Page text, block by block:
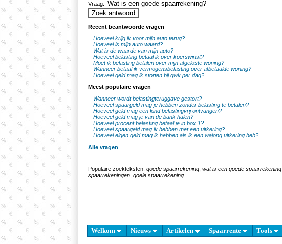
Vraag:
Recent beantwoorde vragen
Hoeveel krijg ik voor mijn auto terug?
Hoeveel is mijn auto waard?
Wat is de waarde van mijn auto?
Hoeveel belasting betaal ik over koerswinst?
Moet ik belasting betalen over mijn afgeloste woning?
Wanneer betaal ik vermogensbelasting over afbetaalde woning?
Hoeveel geld mag ik storten bij gwk per dag?
Meest populaire vragen
Wanneer wordt belastingteruggave gestort?
Hoeveel spaargeld mag je hebben zonder belasting te betalen?
Hoeveel geld mag een kind belastingvrij ontvangen?
Hoeveel geld mag je van de bank halen?
Hoeveel procent belasting betaal je in box 1?
Hoeveel spaargeld mag ik hebben met een uitkering?
Hoeveel eigen geld mag ik hebben als ik een wajong uitkering heb?
Alle vragen
Populaire zoekteksten: goede spaarrekening wat is een goede spaarrekening
spaarrekeningen goeie spaarrekening
Welkom Nieuws Artikelen Spaarrente Tools